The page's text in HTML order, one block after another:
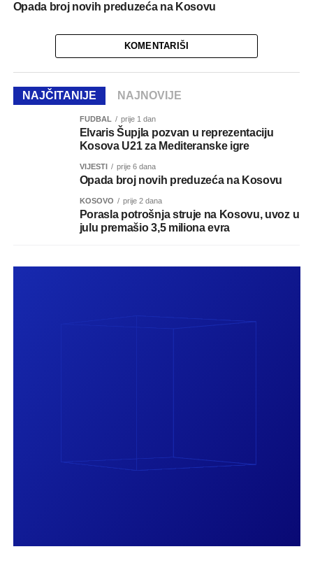
Opada broj novih preduzeća na Kosovu
KOMENTARIŠI
NAJČITANIJE NAJNOVIJE
FUDBAL prije 1 dan
Elvaris Šupjla pozvan u reprezentaciju
Kosova U21 za Mediteranske igre
VIJESTI prije 6 dana
Opada broj novih preduzeća na Kosovu
KOSOVO prije 2 dana
Porasla potrošnja struje na Kosovu, uvoz u
julu premašio 3,5 miliona evra